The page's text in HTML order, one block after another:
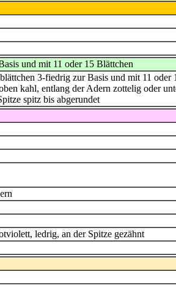
und mit 11 oder 15 Blättchen
3-fiedrig zur Basis und mit 11 oder
kahl, entlang der Adern zottelig oder
spitz bis abgerundet
ledrig, an der Spitze gezähnt